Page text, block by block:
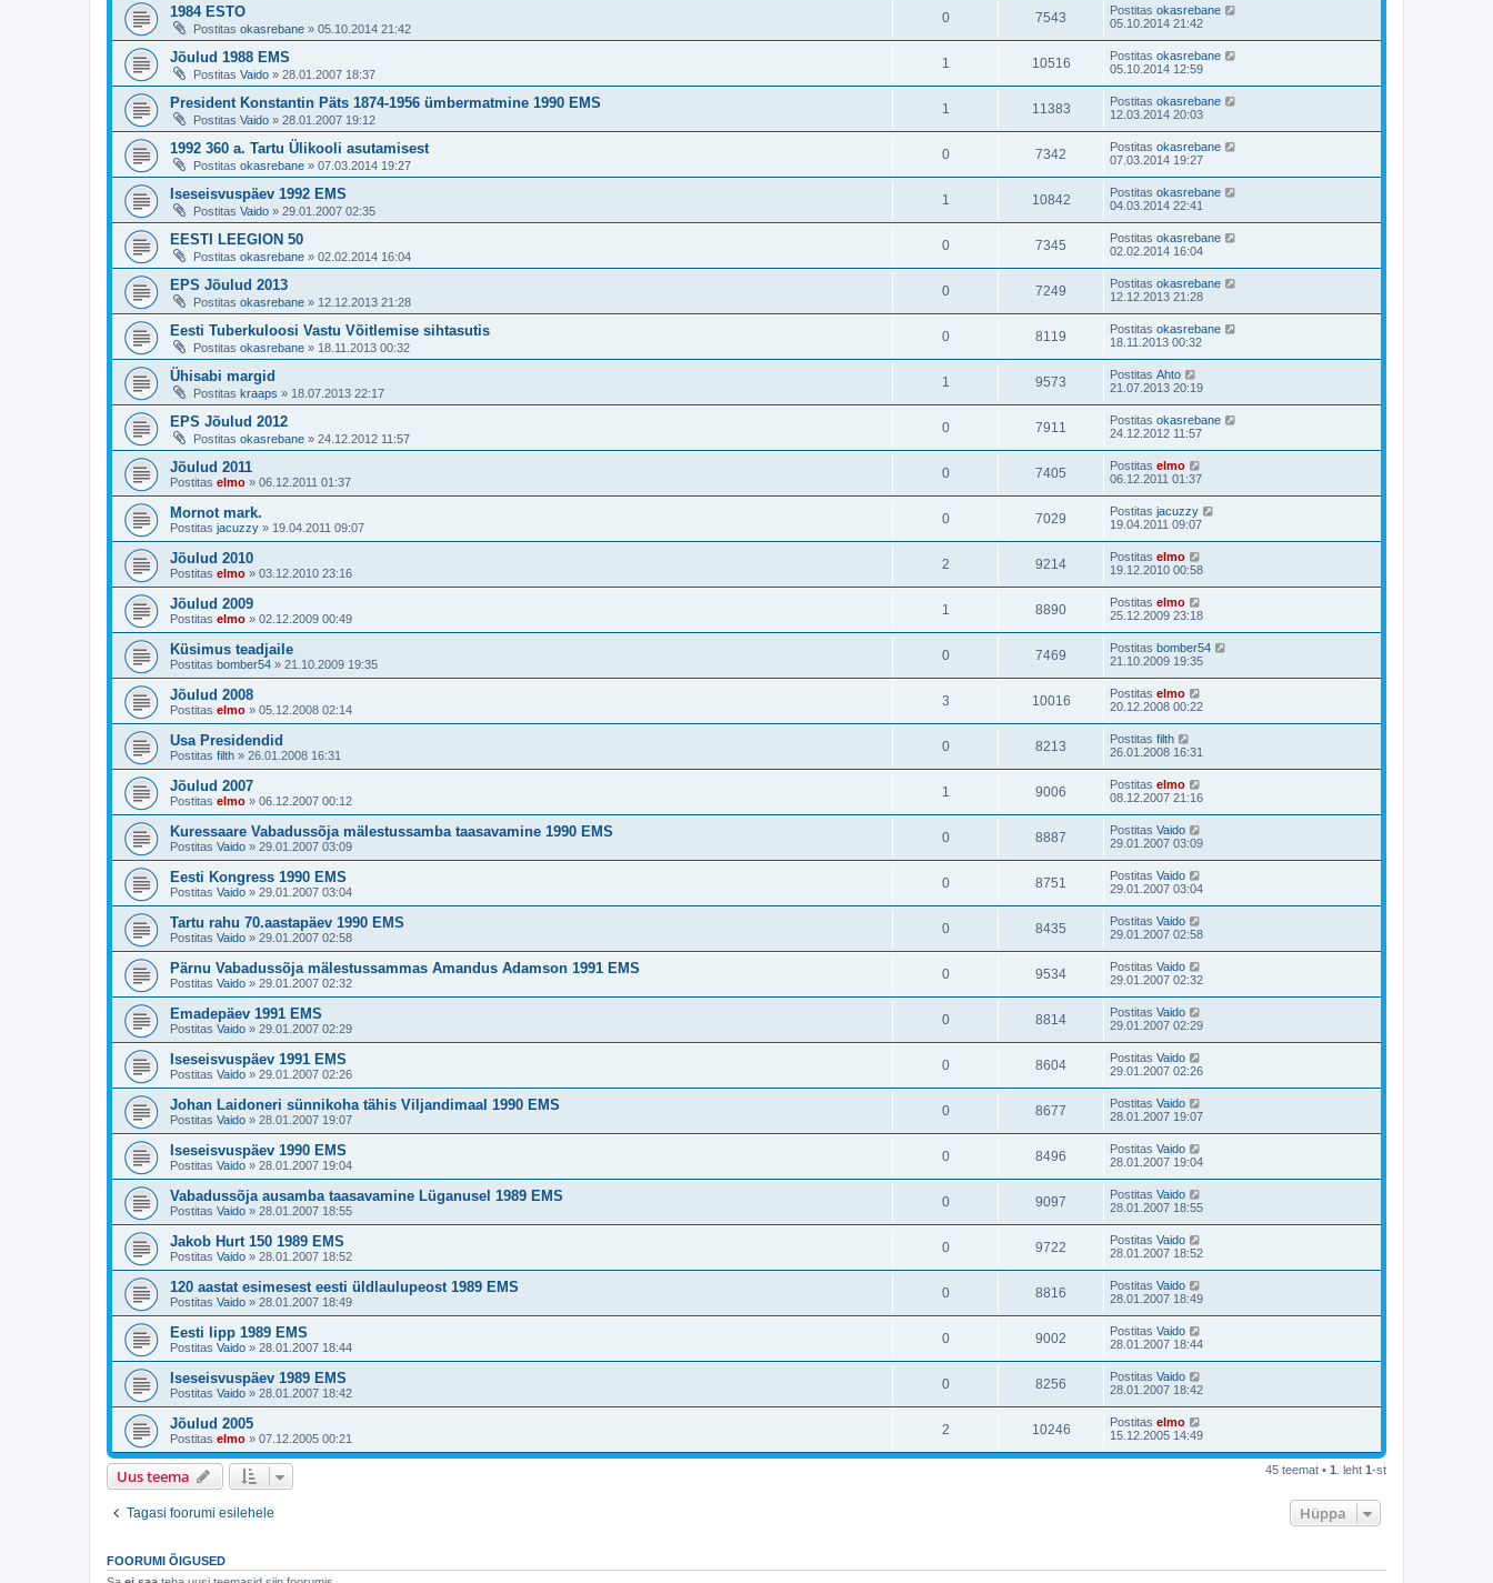
1984 ESTO
Postitas okasrebane » 05.10.2014 21:42
0 7543 Postitas okasrebane
05.10.2014 21:42
Jõulud 1988 EMS
Postitas Vaido » 28.01.2007 18:37
1 10516 Postitas okasrebane
05.10.2014 12:59
President Konstantin Päts 1874-1956 ümbermatmine 1990 EMS
Postitas Vaido » 28.01.2007 19:12
1 11383 Postitas okasrebane
12.03.2014 20:03
1992 360 a. Tartu Ülikooli asutamisest
Postitas okasrebane » 07.03.2014 19:27
0 7342 Postitas okasrebane
07.03.2014 19:27
Iseseisvuspäev 1992 EMS
Postitas Vaido » 29.01.2007 02:35
1 10842 Postitas okasrebane
04.03.2014 22:41
EESTI LEEGION 50
Postitas okasrebane » 02.02.2014 16:04
0 7345 Postitas okasrebane
02.02.2014 16:04
EPS Jõulud 2013
Postitas okasrebane » 12.12.2013 21:28
0 7249 Postitas okasrebane
12.12.2013 21:28
Eesti Tuberkuloosi Vastu Võitlemise sihtasutis
Postitas okasrebane » 18.11.2013 00:32
0 8119 Postitas okasrebane
18.11.2013 00:32
Ühisabi margid
Postitas kraaps » 18.07.2013 22:17
1 9573 Postitas Ahto
21.07.2013 20:19
EPS Jõulud 2012
Postitas okasrebane » 24.12.2012 11:57
0 7911 Postitas okasrebane
24.12.2012 11:57
Jõulud 2011
Postitas elmo » 06.12.2011 01:37
0 7405 Postitas elmo
06.12.2011 01:37
Mornot mark.
Postitas jacuzzy » 19.04.2011 09:07
0 7029 Postitas jacuzzy
19.04.2011 09:07
Jõulud 2010
Postitas elmo » 03.12.2010 23:16
2 9214 Postitas elmo
19.12.2010 00:58
Jõulud 2009
Postitas elmo » 02.12.2009 00:49
1 8890 Postitas elmo
25.12.2009 23:18
Küsimus teadjaile
Postitas bomber54 » 21.10.2009 19:35
0 7469 Postitas bomber54
21.10.2009 19:35
Jõulud 2008
Postitas elmo » 05.12.2008 02:14
3 10016 Postitas elmo
20.12.2008 00:22
Usa Presidendid
Postitas filth » 26.01.2008 16:31
0 8213 Postitas filth
26.01.2008 16:31
Jõulud 2007
Postitas elmo » 06.12.2007 00:12
1 9006 Postitas elmo
08.12.2007 21:16
Kuressaare Vabadussõja mälestussamba taasavamine 1990 EMS
Postitas Vaido » 29.01.2007 03:09
0 8887 Postitas Vaido
29.01.2007 03:09
Eesti Kongress 1990 EMS
Postitas Vaido » 29.01.2007 03:04
0 8751 Postitas Vaido
29.01.2007 03:04
Tartu rahu 70.aastapäev 1990 EMS
Postitas Vaido » 29.01.2007 02:58
0 8435 Postitas Vaido
29.01.2007 02:58
Pärnu Vabadussõja mälestussammas Amandus Adamson 1991 EMS
Postitas Vaido » 29.01.2007 02:32
0 9534 Postitas Vaido
29.01.2007 02:32
Emadepäev 1991 EMS
Postitas Vaido » 29.01.2007 02:29
0 8814 Postitas Vaido
29.01.2007 02:29
Iseseisvuspäev 1991 EMS
Postitas Vaido » 29.01.2007 02:26
0 8604 Postitas Vaido
29.01.2007 02:26
Johan Laidoneri sünnikoha tähis Viljandimaal 1990 EMS
Postitas Vaido » 28.01.2007 19:07
0 8677 Postitas Vaido
28.01.2007 19:07
Iseseisvuspäev 1990 EMS
Postitas Vaido » 28.01.2007 19:04
0 8496 Postitas Vaido
28.01.2007 19:04
Vabadussõja ausamba taasavamine Lüganusel 1989 EMS
Postitas Vaido » 28.01.2007 18:55
0 9097 Postitas Vaido
28.01.2007 18:55
Jakob Hurt 150 1989 EMS
Postitas Vaido » 28.01.2007 18:52
0 9722 Postitas Vaido
28.01.2007 18:52
120 aastat esimesest eesti üldlaulupeost 1989 EMS
Postitas Vaido » 28.01.2007 18:49
0 8816 Postitas Vaido
28.01.2007 18:49
Eesti lipp 1989 EMS
Postitas Vaido » 28.01.2007 18:44
0 9002 Postitas Vaido
28.01.2007 18:44
Iseseisvuspäev 1989 EMS
Postitas Vaido » 28.01.2007 18:42
0 8256 Postitas Vaido
28.01.2007 18:42
Jõulud 2005
Postitas elmo » 07.12.2005 00:21
2 10246 Postitas elmo
15.12.2005 14:49
Uus teema 45 teemat • 1 . leht 1-st
Tagasi foorumi esilehele Hüppa
FOORUMI ÕIGUSED